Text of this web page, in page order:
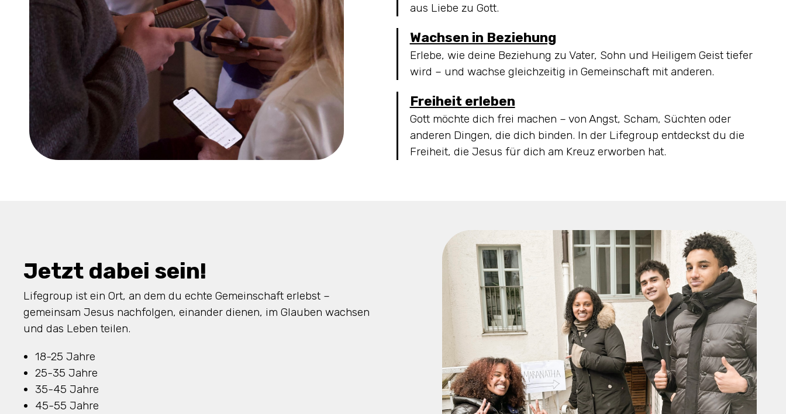
aus Liebe zu Gott.
Wachsen in Beziehung
Erlebe, wie deine Beziehung zu Vater, Sohn und Heiligem Geist tiefer
wird – und wachse gleichzeitig in Gemeinschaft mit anderen.
Freiheit erleben
Gott möchte dich frei machen – von Angst, Scham, Süchten oder
anderen Dingen, die dich binden. In der Lifegroup entdeckst du die
Freiheit, die Jesus für dich am Kreuz erworben hat.
Jetzt dabei sein!
Lifegroup ist ein Ort, an dem du echte Gemeinschaft erlebst –
gemeinsam Jesus nachfolgen, einander dienen, im Glauben wachsen
und das Leben teilen.
18-25 Jahre
25-35 Jahre
35-45 Jahre
45-55 Jahre